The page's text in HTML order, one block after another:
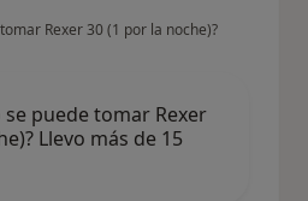
Rexer 30 (1 por la noche)?
puede tomar Rexer
Llevo más de 15